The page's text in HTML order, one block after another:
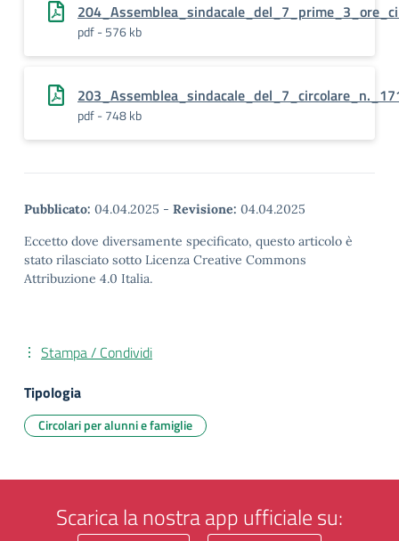
pdf - 576 kb
pdf - 748 kb
Pubblicato: 04.04.2025 - Revisione: 04.04.2025
Eccetto dove diversamente specificato, questo articolo è
stato rilasciato sotto Licenza Creative Commons
Attribuzione 4.0 Italia.
Stampa / Condividi
Tipologia
Circolari per alunni e famiglie
Scarica la nostra app ufficiale su: